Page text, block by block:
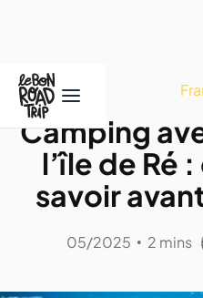
Camping
l’île de Ré
savoir
05/2025 • 2 mins